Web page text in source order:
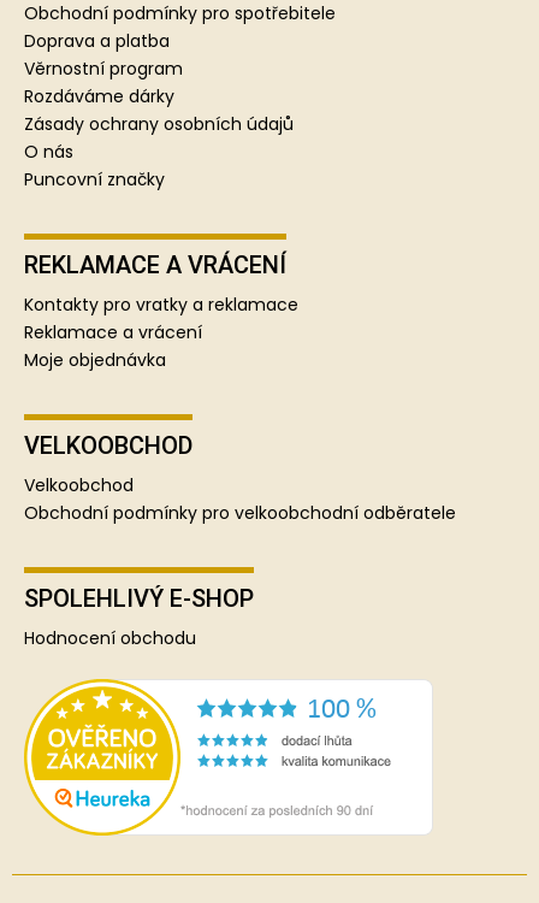
Obchodní podmínky pro spotřebitele
Doprava a platba
Věrnostní program
Rozdáváme dárky
Zásady ochrany osobních údajů
O nás
Puncovní značky
REKLAMACE A VRÁCENÍ
Kontakty pro vratky a reklamace
Reklamace a vrácení
Moje objednávka
VELKOOBCHOD
Velkoobchod
Obchodní podmínky pro velkoobchodní odběratele
SPOLEHLIVÝ E-SHOP
Hodnocení obchodu